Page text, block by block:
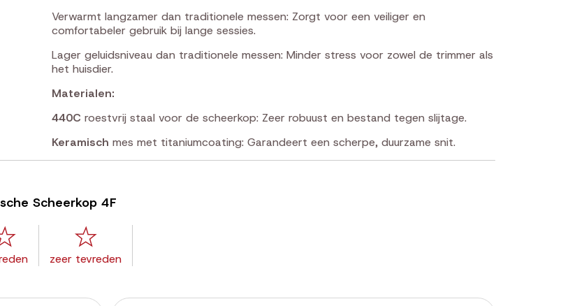
Verwarmt langzamer dan traditionele messen: Zorgt voor een veiliger en
comfortabeler gebruik bij lange sessies.
Lager geluidsniveau dan traditionele messen: Minder stress voor zowel de trimmer als
het huisdier.
Materialen:
440C roestvrij staal voor de scheerkop: Zeer robuust en bestand tegen slijtage.
Keramisch mes met titaniumcoating: Garandeert een scherpe, duurzame snit.
Scheerkop 4F
zeer tevreden